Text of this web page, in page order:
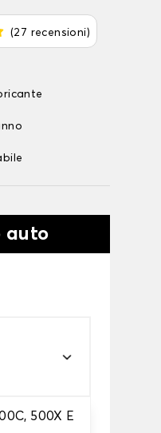
(27 recensioni)
auto
500X E